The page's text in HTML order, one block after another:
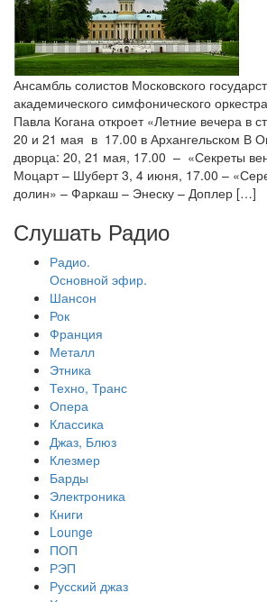
Ансамбль солистов Московского
академического симфонического
Павла Когана откроет «Летние вечера в
20 и 21 мая в 17.00 в Архангельском В
дворца: 20, 21 мая, 17.00 – «Секреты
Моцарт – Шуберт 3, 4 июня, 17.00 –
долин» – Фаркаш – Энеску – Доплер […]
Слушать Радио
Радио.
Основной эфир.
Шансон
Рок
Франция
Металл
Этника
Техно, Транс
Опера
Классика
Джаз, Блюз
Клезмер
Барды
Электроника
Книги
Lounge
ПОП
РЭП
Русский джаз